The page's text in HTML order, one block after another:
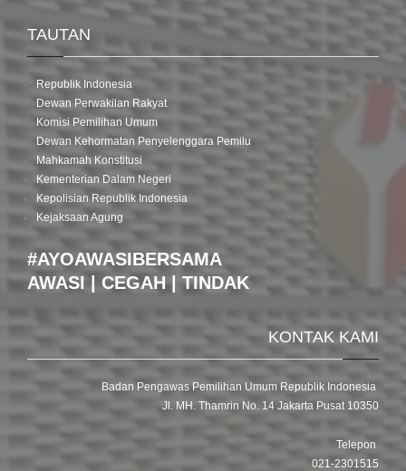
TAUTAN
Republik Indonesia
Dewan Perwakilan Rakyat
Komisi Pemilihan Umum
Dewan Kehormatan Penyelenggara Pemilu
Mahkamah Konstitusi
Kementerian Dalam Negeri
Kepolisian Republik Indonesia
Kejaksaan Agung
#AYOAWASIBERSAMA
AWASI | CEGAH | TINDAK
KONTAK KAMI
Badan Pengawas Pemilihan Umum Republik Indonesia
Jl. MH. Thamrin No. 14 Jakarta Pusat 10350
Telepon
021-2301515